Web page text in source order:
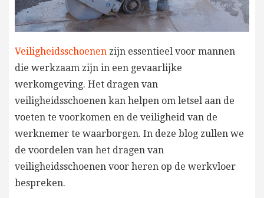
Veiligheidsschoenen zijn essentieel voor mannen
die werkzaam zijn in een gevaarlijke
werkomgeving. Het dragen van
veiligheidsschoenen kan helpen om letsel aan de
voeten te voorkomen en de veiligheid van de
werknemer te waarborgen. In deze blog zullen we
de voordelen van het dragen van
veiligheidsschoenen voor heren op de werkvloer
bespreken.